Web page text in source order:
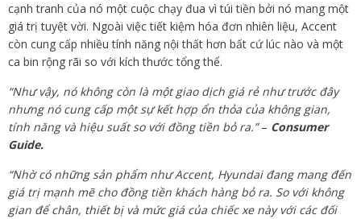
cạnh tranh của nó một cuộc chạy đua vì túi tiền bởi nó mang một
giá trị tuyệt vời. Ngoài việc tiết kiệm hóa đơn nhiên liệu, Accent
còn cung cấp nhiều tính năng nội thất hơn bất cứ lúc nào và một
ca bin rộng rãi so với kích thước tổng thể.
“Như vậy, nó không còn là một giao dịch giá rẻ như trước đây
nhưng nó cung cấp một sự kết hợp ổn thỏa của không gian,
tính năng và hiệu suất so với đồng tiền bỏ ra.”– Consumer
Guide.
“Nhờ có những sản phẩm như Accent, Hyundai đang mang đến
giá trị mạnh mẽ cho đồng tiền khách hàng bỏ ra. So với không
gian để chân, thiết bị và mức giá của chiếc xe này với các đối